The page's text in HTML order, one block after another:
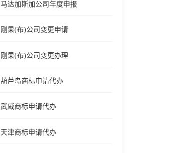
马达加斯加公司年度申报
刚果(布)公司变更申请
刚果(布)公司变更办理
葫芦岛商标申请代办
武威商标申请代办
天津商标申请代办